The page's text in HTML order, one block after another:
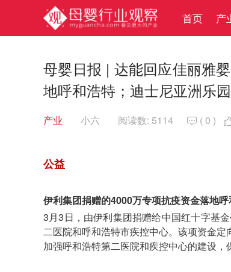
首页 产
母婴日报 | 达能回应佳丽雅
地呼和浩特；迪士尼亚洲乐
产业 小六 阅读数: 5114  (0 )
公益
伊利集团捐赠的4000万专项抗疫资金落地
3月3日，由伊利集团捐赠给中国红十字基
二医院和呼和浩特市疾控中心。该项资金
加强呼和浩特第二医院和疾控中心的建设，